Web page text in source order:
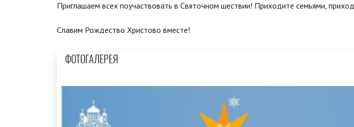
Приглашаем всех поучаствовать в Святочном шествии! Приходите семьями,
Славим Рождество Христово вместе!
ФОТОГАЛЕРЕЯ